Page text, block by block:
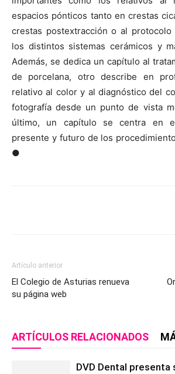
espacios pónticos tanto en crestas
crestas postextracción o al protocolo
los distintos sistemas cerámicos y
Además, se dedica un capítulo al
de porcelana, otro describe en
relativo al color y al diagnóstico del
fotografía desde un punto de vista
último, un capítulo se centra en
presente y futuro de los
●
Artículo anterior
El Colegio de Asturias renueva
su página web
ARTÍCULOS RELACIONADOS
DVD Dental presenta